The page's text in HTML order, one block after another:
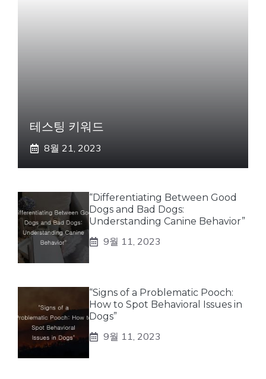
테스팅 키워드
8월 21, 2023
“Differentiating Between Good
Dogs and Bad Dogs:
Understanding Canine Behavior”
9월 11, 2023
“Signs of a Problematic Pooch:
How to Spot Behavioral Issues in
Dogs”
9월 11, 2023